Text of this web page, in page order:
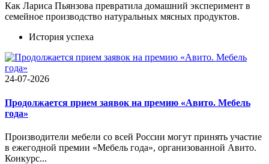
Как Лариса Пьянзова превратила домашний эксперимент в
семейное производство натуральных мясных продуктов.
История успеха
24-07-2026
Продолжается прием заявок на премию «Авито. Мебель
года»
Производители мебели со всей России могут принять участие
в ежегодной премии «Мебель года», организованной Авито.
Конкурс...